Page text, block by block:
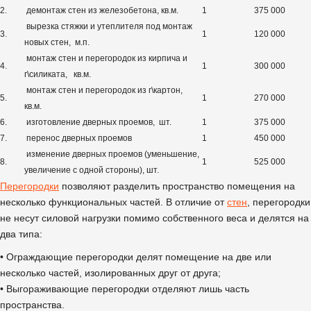
2. демонтаж стен из железобетона, кв.м. 1 375 000
3.
вырезка стяжки и утеплителя под монтаж
новых стен, м.п.
1 120 000
4.
монтаж стен и перегородок из кирпича и
г\силиката, кв.м.
1 300 000
5.
монтаж стен и перегородок из г\картон,
кв.м.
1 270 000
6. изготовление дверных проемов, шт. 1
375 000
7.
перенос дверных проемов 1 450 000
8.
изменение дверных проемов (уменьшение,
увеличение с одной стороны), шт.
1 525 000
Перегородки позволяют разделить пространство помещения на
несколько функциональных частей. В отличие отстен , перегородки
не несут силовой нагрузки помимо собственного веса и делятся на
два типа:
• Ограждающие перегородки делят помещение на две или
несколько частей, изолированных друг от друга;
• Выгораживающие перегородки отделяют лишь часть
пространства.